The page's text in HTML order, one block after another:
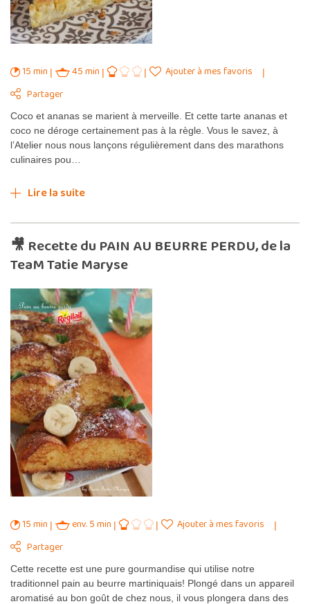
15 min 45 min
Ajouter à mes favoris
Partager
Coco et ananas se marient à merveille. Et cette tarte ananas et
coco ne déroge certainement pas à la règle. Vous le savez, à
l’Atelier nous nous lançons régulièrement dans des marathons
culinaires pou…
Lire la suite
🎥 Recette du PAIN AU BEURRE PERDU, de la
TeaM Tatie Maryse
15 min env. 5 min
Ajouter à mes favoris
Partager
Cette recette est une pure gourmandise qui utilise notre
traditionnel pain au beurre martiniquais! Plongé dans un appareil
aromatisé au bon goût de chez nous, il vous plongera dans des